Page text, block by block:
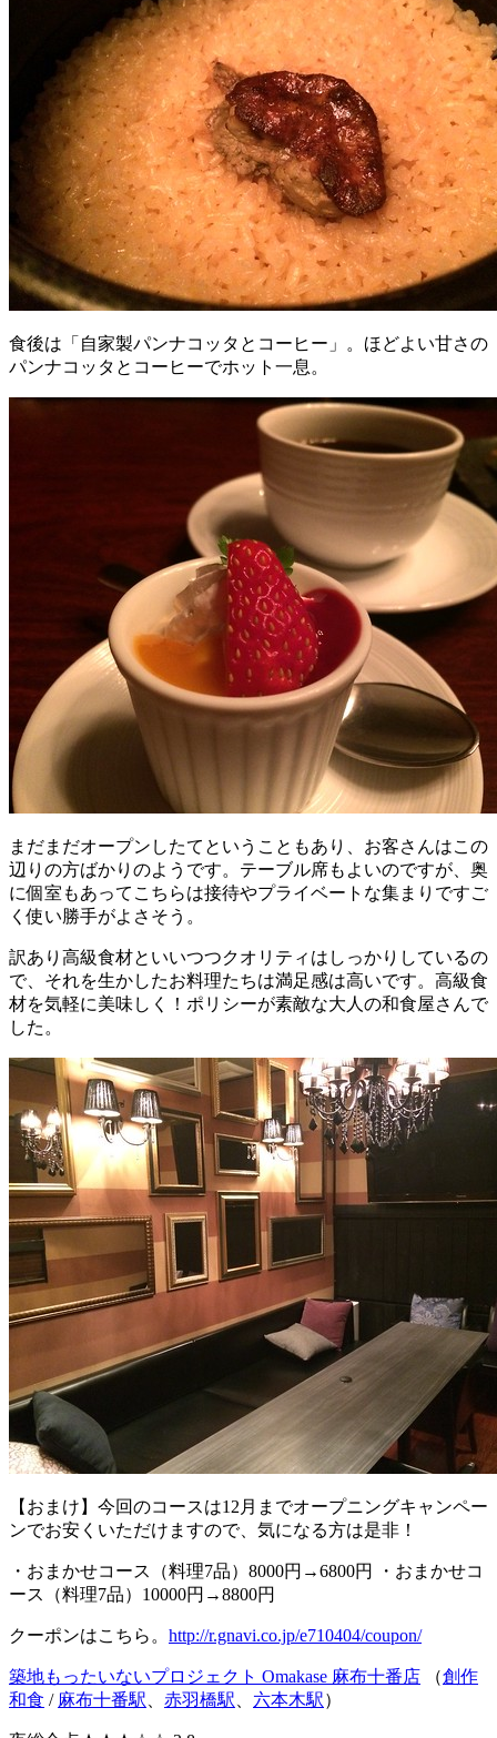
食後は「自家製パンナコッタとコーヒー」。ほどよい甘さの
パンナコッタとコーヒーでホット一息。
まだまだオープンしたてということもあり、お客さんはこの
辺りの方ばかりのようです。テーブル席もよいのですが、奥
に個室もあってこちらは接待やプライベートな集まりですご
く使い勝手がよさそう。
訳あり高級食材といいつつクオリティはしっかりしているの
で、それを生かしたお料理たちは満足感は高いです。高級食
材を気軽に美味しく！ポリシーが素敵な大人の和食屋さんで
した。
【おまけ】今回のコースは12月までオープニングキャンペー
ンでお安くいただけますので、気になる方は是非！
・おまかせコース（料理7品）8000円→6800円 ・おまかせコ
ース（料理7品）10000円→8800円
クーポンはこちら。 http://r.gnavi.co.jp/e710404/coupon/
築地もったいないプロジェクト Omakase 麻布十番店 （創作
和食 / 麻布十番駅 赤羽橋駅 六本木駅）